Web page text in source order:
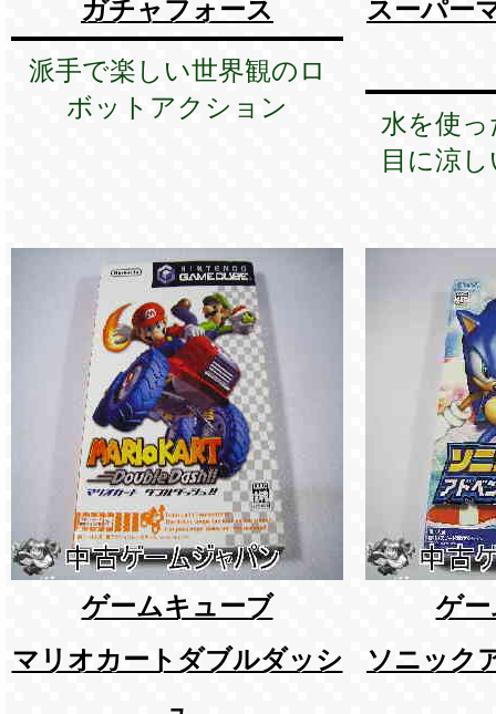
ガチャフォース
派手で楽しい世界観のロ
ボットアクション
スーパー
水を使
目に涼
ゲームキューブ
マリオカートダブルダッシ
ゲ
ソニック